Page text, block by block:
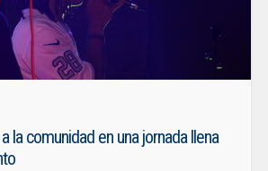
la comunidad en una jornada llena